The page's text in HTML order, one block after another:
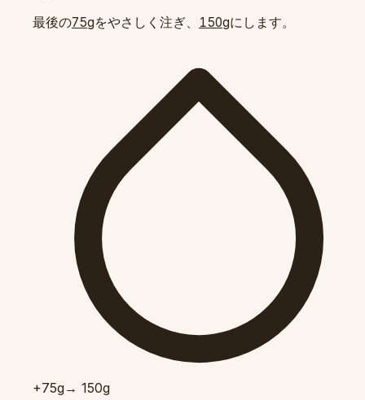
最後の75gをやさしく注ぎ、 150gにします。
+75g→ 150g